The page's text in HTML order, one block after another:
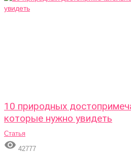
10 природных
которые нужно увидеть
Статья
 42777